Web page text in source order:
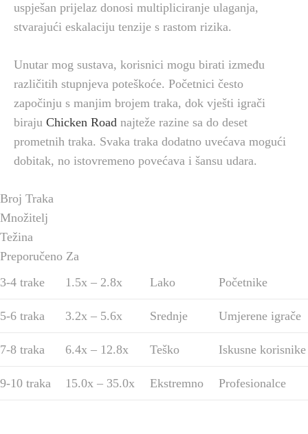
uspješan prijelaz donosi multipliciranje ulaganja,
stvarajući eskalaciju tenzije s rastom rizika.
Unutar mog sustava, korisnici mogu birati između
različitih stupnjeva poteškoće. Početnici često
započinju s manjim brojem traka, dok vješti igrači
biraju Chicken Road najteže razine sa do deset
prometnih traka. Svaka traka dodatno uvećava mogući
dobitak, no istovremeno povećava i šansu udara.
Broj Traka
Množitelj
Težina
Preporučeno Za
3-4 trake
1.5x – 2.8x Lako Početnike
5-6 traka 3.2x – 5.6x Srednje Umjerene igrače
7-8 traka 6.4x – 12.8x Teško Iskusne korisnike
9-10 traka 15.0x – 35.0x Ekstremno Profesionalce